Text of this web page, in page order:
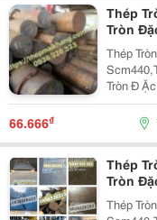
Thép
Tròn
Thép
Scm440,Thép
Tròn Đ Ặc
66.666₫
Thép
Tròn
Thép